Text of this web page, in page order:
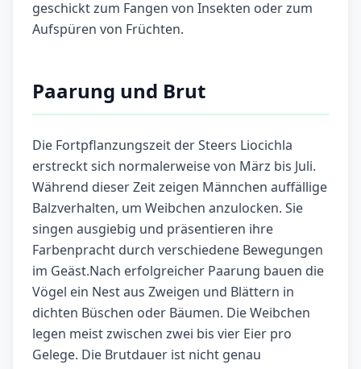
geschickt zum Fangen von Insekten oder zum
Aufspüren von Früchten.
Paarung und Brut
Die Fortpflanzungszeit der Steers Liocichla
erstreckt sich normalerweise von März bis Juli.
Während dieser Zeit zeigen Männchen auffällige
Balzverhalten, um Weibchen anzulocken. Sie
singen ausgiebig und präsentieren ihre
Farbenpracht durch verschiedene Bewegungen
im Geäst.Nach erfolgreicher Paarung bauen die
Vögel ein Nest aus Zweigen und Blättern in
dichten Büschen oder Bäumen. Die Weibchen
legen meist zwischen zwei bis vier Eier pro
Gelege. Die Brutdauer ist nicht genau